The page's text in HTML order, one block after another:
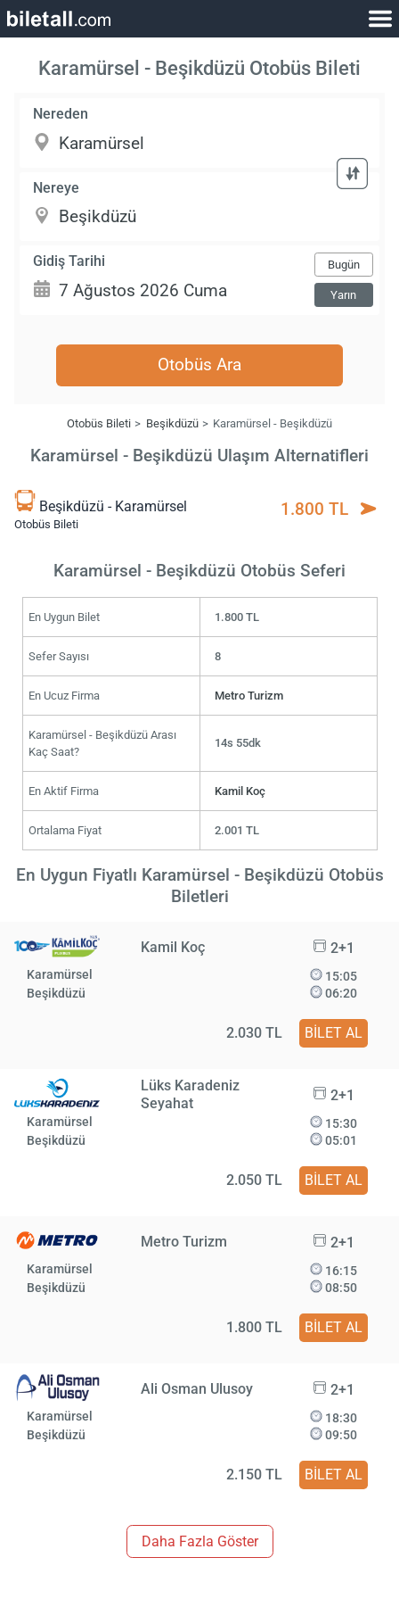
Karamürsel - Beşikdüzü Otobüs Bileti
Nereden
Nereye
Gidiş Tarihi Bugün
Yarın
Otobüs Ara
Otobüs Bileti Beşikdüzü Karamürsel - Beşikdüzü
Karamürsel - Beşikdüzü Ulaşım Alternatifleri
Beşikdüzü - Karamürsel
Otobüs Bileti
1.800 TL
Karamürsel - Beşikdüzü Otobüs Seferi
En Uygun Bilet 1.800 TL
Sefer Sayısı 8
En Ucuz Firma Metro Turizm
Karamürsel - Beşikdüzü Arası
Kaç Saat?
14s 55dk
En Aktif Firma Kamil Koç
Ortalama Fiyat 2.001 TL
En Uygun Fiyatlı Karamürsel - Beşikdüzü Otobüs
Biletleri
Kamil Koç 2+1
Karamürsel
Beşikdüzü
15:05
06:20
2.030 TL BİLET AL
Lüks Karadeniz
Seyahat
2+1
Karamürsel
Beşikdüzü
15:30
05:01
2.050 TL BİLET AL
Metro Turizm 2+1
Karamürsel
Beşikdüzü
16:15
08:50
1.800 TL BİLET AL
Ali Osman Ulusoy 2+1
Karamürsel
Beşikdüzü
18:30
09:50
2.150 TL BİLET AL
Daha Fazla Göster